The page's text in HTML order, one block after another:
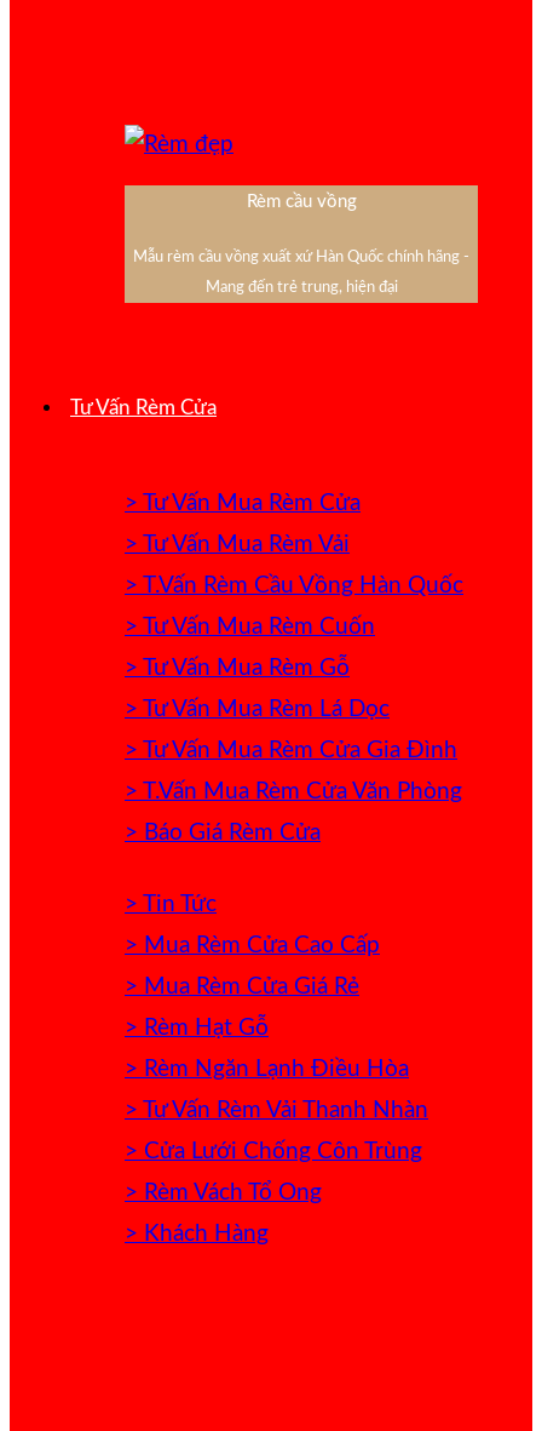
Rèm cầu vồng
Mẫu rèm cầu vồng xuất xứ Hàn Quốc chính hãng -
Mang đến trẻ trung, hiện đại
Tư Vấn Rèm Cửa
> Tư Vấn Mua Rèm Cửa
> Tư Vấn Mua Rèm Vải
> T.Vấn Rèm Cầu Vồng Hàn Quốc
> Tư Vấn Mua Rèm Cuốn
> Tư Vấn Mua Rèm Gỗ
> Tư Vấn Mua Rèm Lá Dọc
> Tư Vấn Mua Rèm Cửa Gia Đình
> T.Vấn Mua Rèm Cửa Văn Phòng
> Báo Giá Rèm Cửa
> Tin Tức
> Mua Rèm Cửa Cao Cấp
> Mua Rèm Cửa Giá Rẻ
> Rèm Hạt Gỗ
> Rèm Ngăn Lạnh Điều Hòa
> Tư Vấn Rèm Vải Thanh Nhàn
> Cửa Lưới Chống Côn Trùng
> Rèm Vách Tổ Ong
> Khách Hàng